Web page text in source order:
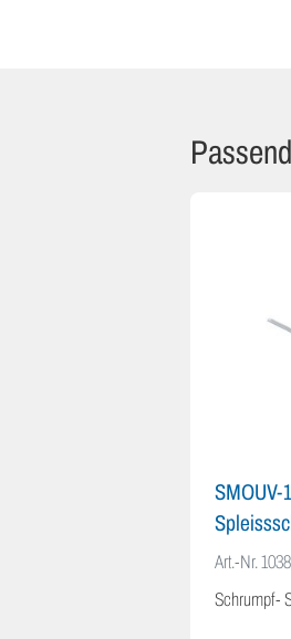
SMOUV-
Art.-Nr.
Schrumpf-